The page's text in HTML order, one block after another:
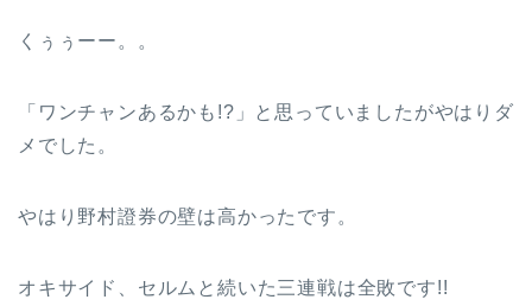
くぅぅーー。。
「ワンチャンあるかも!?」と思っていましたがやはりダ
メでした。
やはり野村證券の壁は高かったです。
オキサイド、セルムと続いた三連戦は全敗です!!